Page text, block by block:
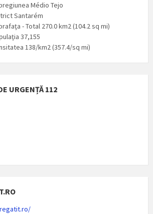
Médio Tejo
Santarém
- Total 270.0 km2 (104.2 sq mi)
37,155
138/km2 (357.4/sq mi)
URGENȚĂ 112